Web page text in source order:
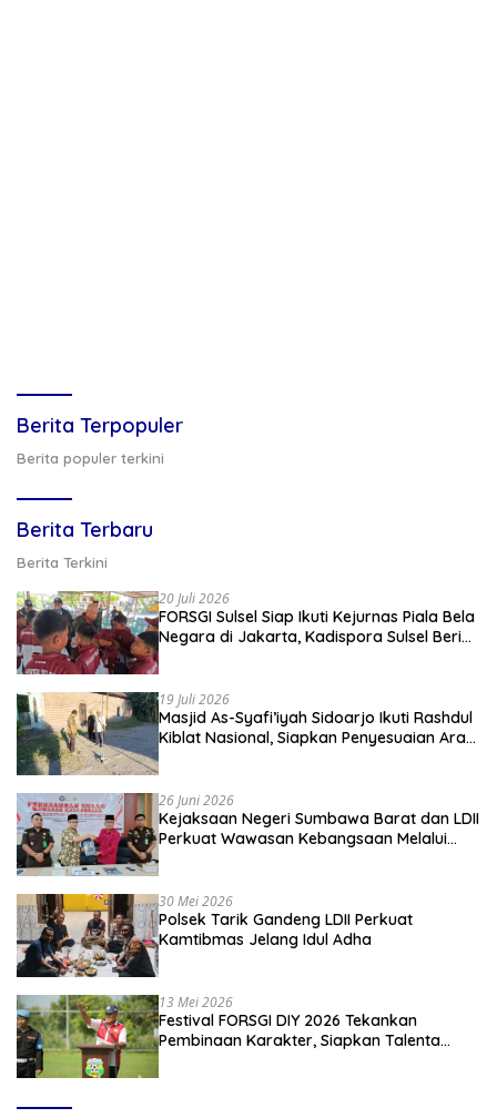
Berita Terpopuler
Berita populer terkini
Berita Terbaru
Berita Terkini
20 Juli 2026
FORSGI Sulsel Siap Ikuti Kejurnas Piala Bela
Negara di Jakarta, Kadispora Sulsel Beri
19 Juli 2026
Masjid As-Syafi’iyah Sidoarjo Ikuti Rashdul
Kiblat Nasional, Siapkan Penyesuaian Arah
26 Juni 2026
Kejaksaan Negeri Sumbawa Barat dan LDII
Perkuat Wawasan Kebangsaan Melalui
30 Mei 2026
Polsek Tarik Gandeng LDII Perkuat
Kamtibmas Jelang Idul Adha
13 Mei 2026
Festival FORSGI DIY 2026 Tekankan
Pembinaan Karakter, Siapkan Talenta